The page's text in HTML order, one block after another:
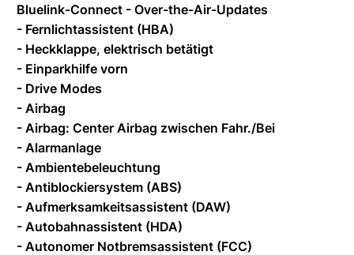
Bluelink-Connect - Over-the-Air-Updates
- Fernlichtassistent (HBA)
- Heckklappe, elektrisch betätigt
- Einparkhilfe vorn
- Drive Modes
- Airbag
- Airbag: Center Airbag zwischen Fahr./Bei
- Alarmanlage
- Ambientebeleuchtung
- Antiblockiersystem (ABS)
- Aufmerksamkeitsassistent (DAW)
- Autobahnassistent (HDA)
- Autonomer Notbremsassistent (FCC)